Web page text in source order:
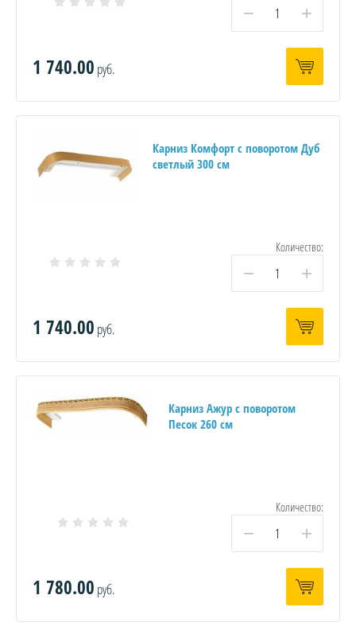
− +
1 740.00 руб.
Карниз Комфорт с поворотом Дуб
светлый 300 см
Количество:
− +
1 740.00 руб.
Карниз Ажур с поворотом
Песок 260 см
Количество:
− +
1 780.00 руб.